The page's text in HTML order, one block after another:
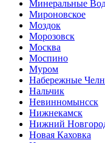
Минеральные
Мироновское
Моздок
Морозовск
Москва
Моспино
Муром
Набережные
Нальчик
Невинномынсск
Нижнекамск
Нижний
Новая Каховка